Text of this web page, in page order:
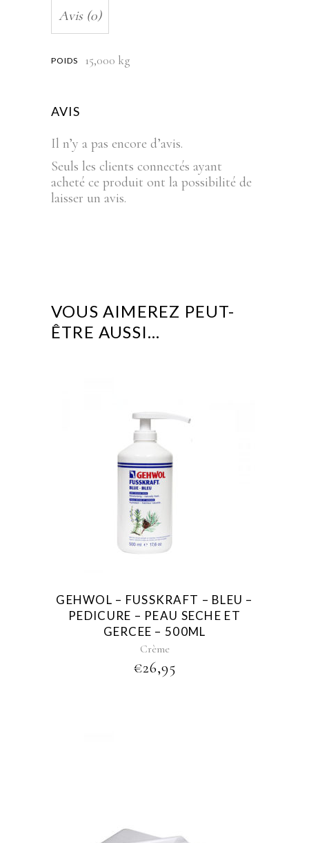
Avis (0)
POIDS 15,000 kg
AVIS
Il n’y a pas encore d’avis.
Seuls les clients connectés ayant
acheté ce produit ont la possibilité de
laisser un avis.
VOUS AIMEREZ PEUT-
ÊTRE AUSSI…
GEHWOL – FUSSKRAFT – BLEU –
PEDICURE – PEAU SECHE ET
GERCEE – 500ML
Crème
€26,95